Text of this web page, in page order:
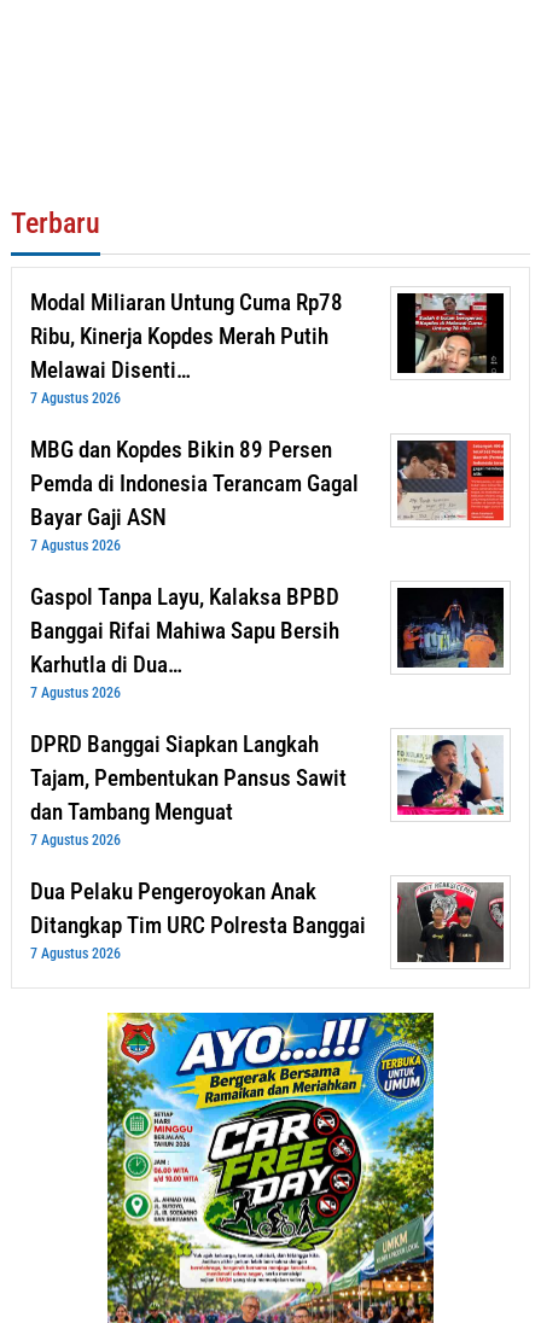
Terbaru
Modal Miliaran Untung Cuma Rp78
Ribu, Kinerja Kopdes Merah Putih
Melawai Disenti…
7 Agustus 2026
MBG dan Kopdes Bikin 89 Persen
Pemda di Indonesia Terancam Gagal
Bayar Gaji ASN
7 Agustus 2026
Gaspol Tanpa Layu, Kalaksa BPBD
Banggai Rifai Mahiwa Sapu Bersih
Karhutla di Dua…
7 Agustus 2026
DPRD Banggai Siapkan Langkah
Tajam, Pembentukan Pansus Sawit
dan Tambang Menguat
7 Agustus 2026
Dua Pelaku Pengeroyokan Anak
Ditangkap Tim URC Polresta Banggai
7 Agustus 2026